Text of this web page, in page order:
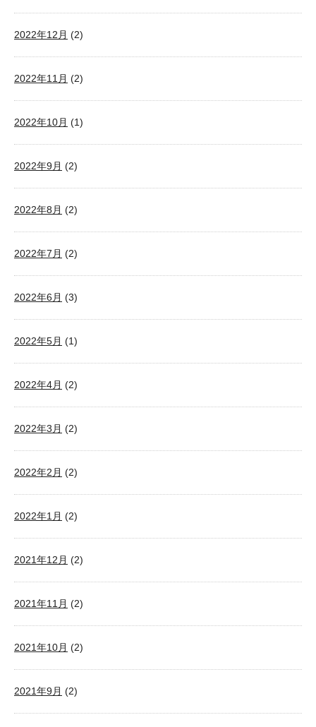
2022年12月 (2)
2022年11月 (2)
2022年10月 (1)
2022年9月 (2)
2022年8月 (2)
2022年7月 (2)
2022年6月 (3)
2022年5月 (1)
2022年4月 (2)
2022年3月 (2)
2022年2月 (2)
2022年1月 (2)
2021年12月 (2)
2021年11月 (2)
2021年10月 (2)
2021年9月 (2)